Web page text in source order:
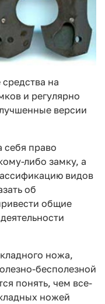
на
и регулярно
версии
себя право
либо замку, а
видов
об
общие
ножа,
бесполезной
понять, чем все-
ножей